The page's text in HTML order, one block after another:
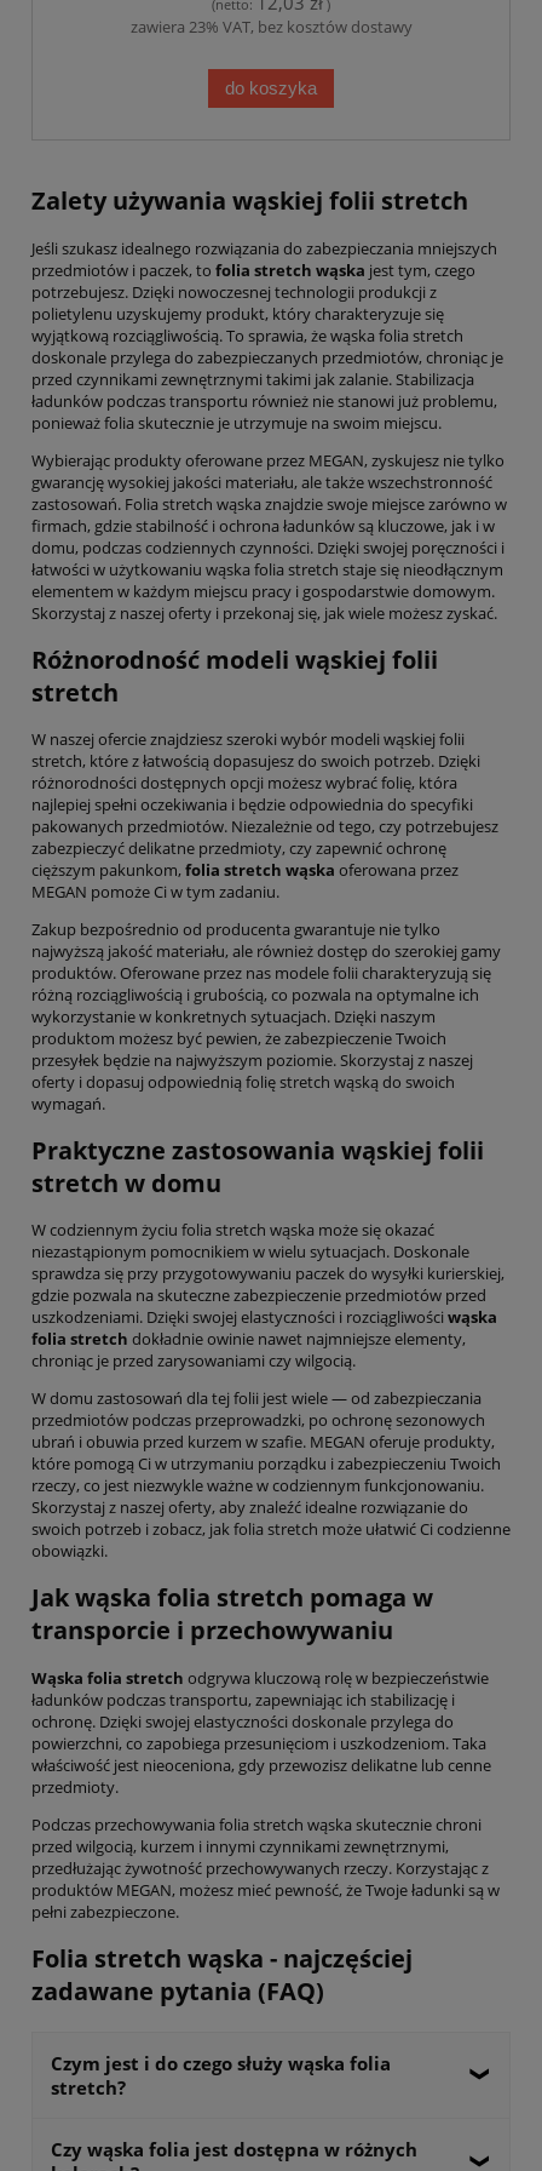
(netto: )
zawiera 23% VAT, bez kosztów dostawy
do koszyka
Zalety używania wąskiej folii stretch
Jeśli szukasz idealnego rozwiązania do zabezpieczania mniejszych
przedmiotów i paczek, to folia stretch wąska jest tym, czego
potrzebujesz. Dzięki nowoczesnej technologii produkcji z
polietylenu uzyskujemy produkt, który charakteryzuje się
wyjątkową rozciągliwością. To sprawia, że wąska folia stretch
doskonale przylega do zabezpieczanych przedmiotów, chroniąc je
przed czynnikami zewnętrznymi takimi jak zalanie. Stabilizacja
ładunków podczas transportu również nie stanowi już problemu,
ponieważ folia skutecznie je utrzymuje na swoim miejscu.
Wybierając produkty oferowane przez MEGAN, zyskujesz nie tylko
gwarancję wysokiej jakości materiału, ale także wszechstronność
zastosowań. Folia stretch wąska znajdzie swoje miejsce zarówno w
firmach, gdzie stabilność i ochrona ładunków są kluczowe, jak i w
domu, podczas codziennych czynności. Dzięki swojej poręczności i
łatwości w użytkowaniu wąska folia stretch staje się nieodłącznym
elementem w każdym miejscu pracy i gospodarstwie domowym.
Skorzystaj z naszej oferty i przekonaj się, jak wiele możesz zyskać.
Różnorodność modeli wąskiej folii
stretch
W naszej ofercie znajdziesz szeroki wybór modeli wąskiej folii
stretch, które z łatwością dopasujesz do swoich potrzeb. Dzięki
różnorodności dostępnych opcji możesz wybrać folię, która
najlepiej spełni oczekiwania i będzie odpowiednia do specyfiki
pakowanych przedmiotów. Niezależnie od tego, czy potrzebujesz
zabezpieczyć delikatne przedmioty, czy zapewnić ochronę
cięższym pakunkom, folia stretch wąska oferowana przez
MEGAN pomoże Ci w tym zadaniu.
Zakup bezpośrednio od producenta gwarantuje nie tylko
najwyższą jakość materiału, ale również dostęp do szerokiej gamy
produktów. Oferowane przez nas modele folii charakteryzują się
różną rozciągliwością i grubością, co pozwala na optymalne ich
wykorzystanie w konkretnych sytuacjach. Dzięki naszym
produktom możesz być pewien, że zabezpieczenie Twoich
przesyłek będzie na najwyższym poziomie. Skorzystaj z naszej
oferty i dopasuj odpowiednią folię stretch wąską do swoich
wymagań.
Praktyczne zastosowania wąskiej folii
stretch w domu
W codziennym życiu folia stretch wąska może się okazać
niezastąpionym pomocnikiem w wielu sytuacjach. Doskonale
sprawdza się przy przygotowywaniu paczek do wysyłki kurierskiej,
gdzie pozwala na skuteczne zabezpieczenie przedmiotów przed
uszkodzeniami. Dzięki swojej elastyczności i rozciągliwości wąska
folia stretch dokładnie owinie nawet najmniejsze elementy,
chroniąc je przed zarysowaniami czy wilgocią.
W domu zastosowań dla tej folii jest wiele — od zabezpieczania
przedmiotów podczas przeprowadzki, po ochronę sezonowych
ubrań i obuwia przed kurzem w szafie. MEGAN oferuje produkty,
które pomogą Ci w utrzymaniu porządku i zabezpieczeniu Twoich
rzeczy, co jest niezwykle ważne w codziennym funkcjonowaniu.
Skorzystaj z naszej oferty, aby znaleźć idealne rozwiązanie do
swoich potrzeb i zobacz, jak folia stretch może ułatwić Ci codzienne
obowiązki.
Jak wąska folia stretch pomaga w
transporcie i przechowywaniu
Wąska folia stretch odgrywa kluczową rolę w bezpieczeństwie
ładunków podczas transportu, zapewniając ich stabilizację i
ochronę. Dzięki swojej elastyczności doskonale przylega do
powierzchni, co zapobiega przesunięciom i uszkodzeniom. Taka
właściwość jest nieoceniona, gdy przewozisz delikatne lub cenne
przedmioty.
Podczas przechowywania folia stretch wąska skutecznie chroni
przed wilgocią, kurzem i innymi czynnikami zewnętrznymi,
przedłużając żywotność przechowywanych rzeczy. Korzystając z
produktów MEGAN, możesz mieć pewność, że Twoje ładunki są w
pełni zabezpieczone.
Folia stretch wąska - najczęściej
zadawane pytania (FAQ)
Czym jest i do czego służy wąska folia
stretch?
Wąska folia stretch to elastyczny materiał opakowaniowy
wykonany z polietylenu, charakteryzujący się dużą
Czy wąska folia jest dostępna w różnych